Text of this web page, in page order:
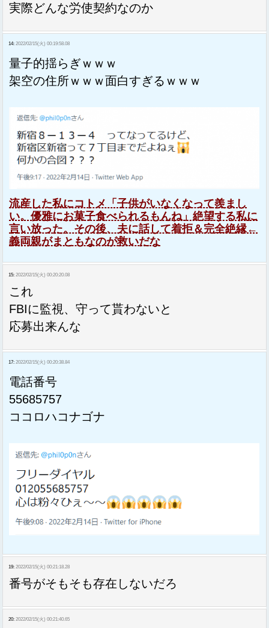
実際どんな労使契約なのか
14: 2022/02/15(火) 00:19:58.08
量子的揺らぎｗｗｗ
架空の住所ｗｗｗ面白すぎるｗｗｗ
流産した私にコトメ「子供がいなくなって羨まし
い。優雅にお菓子食べられるもんね」絶望する私に
言い放った。その後、夫に話して着拒＆完全絶縁←
義両親がまともなのが救いだな
15: 2022/02/15(火) 00:20:20.08
これ
FBIに監視、守って貰わないと
応募出来んな
17: 2022/02/15(火) 00:20:38.84
電話番号
55685757
ココロハコナゴナ
19: 2022/02/15(火) 00:21:18.28
番号がそもそも存在しないだろ
20: 2022/02/15(火) 00:21:40.65